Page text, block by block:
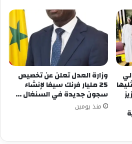
وزارة العدل تعلن عن تخصيص
25 مليار فرنك سيفا لإنشاء
سجون جديدة في السنغال …
منذ يومين